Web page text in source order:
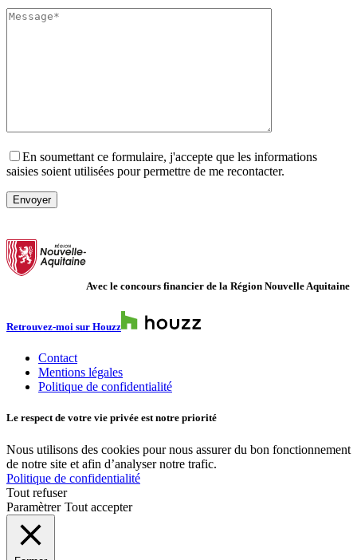
En soumettant ce formulaire, j'accepte que les informations
saisies soient utilisées pour permettre de me recontacter.
Veuillez laisser ce champ vide.
Avec le concours financier de la Région Nouvelle Aquitaine
Retrouvez-moi sur Houzz
Contact
Mentions légales
Politique de confidentialité
Le respect de votre vie privée est notre priorité
Nous utilisons des cookies pour nous assurer du bon fonctionnement
de notre site et afin d’analyser notre trafic.
Politique de confidentialité
Tout refuser
Paramètrer Tout accepter